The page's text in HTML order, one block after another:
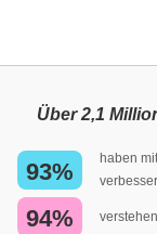
Über 2,1
93%
haben
94%